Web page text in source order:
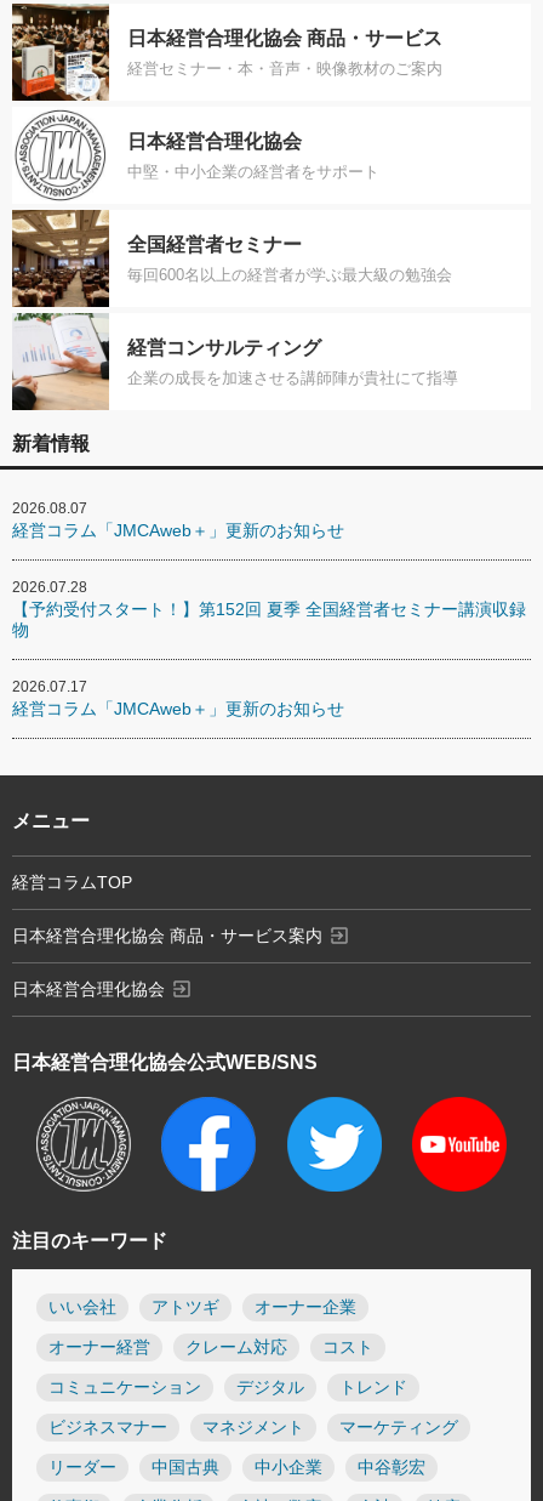
日本経営合理化協会 商品・サービス
経営セミナー・本・音声・映像教材のご案内
日本経営合理化協会
中堅・中小企業の経営者をサポート
全国経営者セミナー
毎回600名以上の経営者が学ぶ最大級の勉強会
経営コンサルティング
企業の成長を加速させる講師陣が貴社にて指導
新着情報
2026.08.07
経営コラム「JMCAweb＋」更新のお知らせ
2026.07.28
【予約受付スタート！】第152回 夏季 全国経営者セミナー講演収録
物
2026.07.17
経営コラム「JMCAweb＋」更新のお知らせ
注目のキーワード
いい会社 アトツギ オーナー企業
オーナー経営 クレーム対応 コスト
コミュニケーション デジタル トレンド
ビジネスマナー マネジメント マーケティング
リーダー 中国古典 中小企業 中谷彰宏
日本経営合理化協会公式WEB/SNS
メニュー
経営コラムTOP
日本経営合理化協会 商品・サービス案内 exit_to_app
日本経営合理化協会 exit_to_app